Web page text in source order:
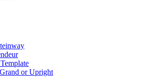
or Upright